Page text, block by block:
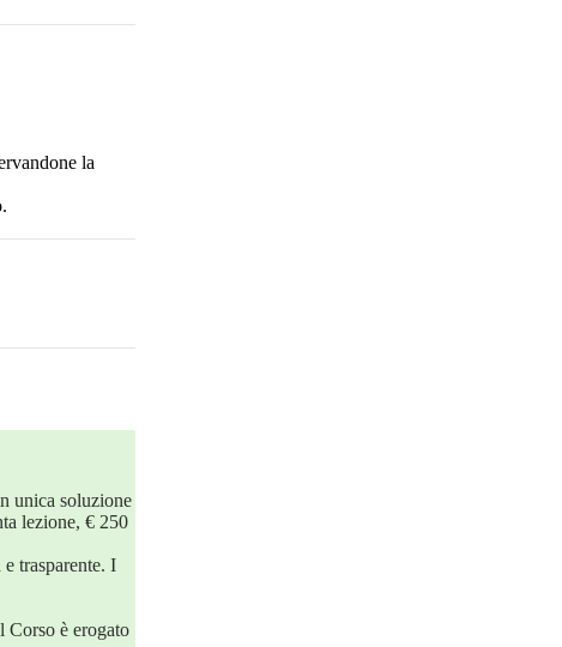
la
unica soluzione
lezione, € 250
trasparente. I
Corso è erogato